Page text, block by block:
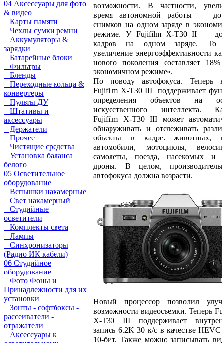
04 Аксессуары для фото
& видео
Карты памяти
Чехлы сумки ремни
Аккумуляторы &
зарядки
Батарейные блоки
Фильтры
Бленды
Переходные кольца &
конвертеры
Пульты ДУ
Штативы и
аксессуары
Держатели
Прочее
Чистящие средства
Установка баланса
белого
05 Осветительное
оборудование
Вспышки накамерные
Свет накамерный
Студийные
осветители
Комплекты света
Лампы
Синхронизаторы
(Радио ИК кабели)
06 Студийное
оборудование
Фото Фоны и
Принадлежности для их
установки
Зонты - софтбоксы -
рассеиватели -
отражатели
Аксессуары к
возможности. В частности,
время автономной работы —
снимков на одном заряде в
режиме. У Fujifilm X-T30 II —
кадров на одном заряде. То
увеличение энергоэффективности
нового поколения составляет
экономичном режиме».
По поводу автофокуса. Теперь
Fujifilm X-T30 III поддерживает
определения объектов на
искусственного интеллекта.
Fujifilm X-T30 III может
обнаруживать и отслеживать
объекты в кадре: животных,
автомобили, мотоциклы,
самолеты, поезда, насекомых и
дроны. В целом,
автофокуса должна возрасти.
Новый процессор позволил
возможности видеосъемки. Теперь
X-T30 III поддерживает
запись 6.2K 30 к/с в качестве
10-бит. Также можно записывать